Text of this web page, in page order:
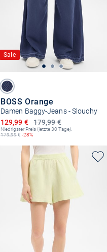
Sale
BOSS Orange
Damen Baggy-Jeans - Slouchy
179,99 €
Ermäßigter Preis
129,99 €
Niedrigster Preis (letzte 30 Tage):
179,99€ -28%